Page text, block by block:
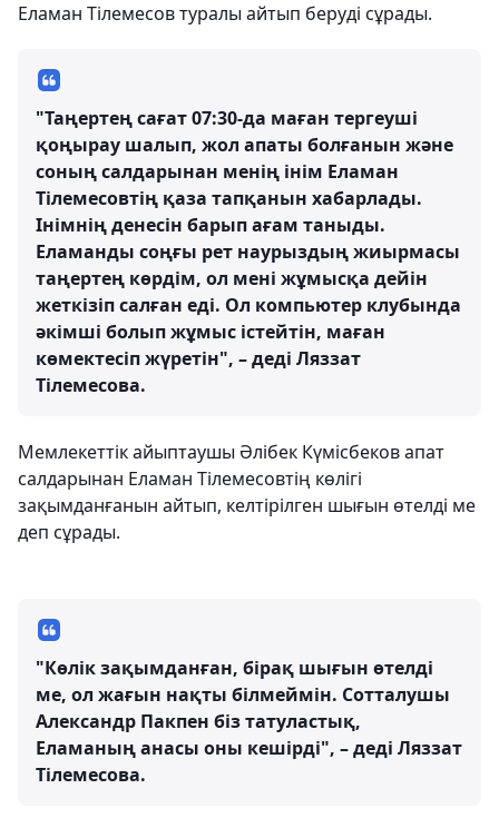
Еламан Тілемесов туралы айтып беруді сұрады.
"Таңертең сағат 07:30-да маған тергеуші
қоңырау шалып, жол апаты болғанын және
соның салдарынан менің інім Еламан
Тілемесовтің қаза тапқанын хабарлады.
Інімнің денесін барып ағам таныды.
Еламанды соңғы рет наурыздың жиырмасы
таңертең көрдім, ол мені жұмысқа дейін
жеткізіп салған еді. Ол компьютер клубында
әкімші болып жұмыс істейтін, маған
көмектесіп жүретін", – деді Ляззат
Тілемесова.
Мемлекеттік айыптаушы Әлібек Күмісбеков апат
салдарынан Еламан Тілемесовтің көлігі
зақымданғанын айтып, келтірілген шығын өтелді ме
деп сұрады.
"Көлік зақымданған, бірақ шығын өтелді
ме, ол жағын нақты білмеймін. Сотталушы
Александр Пакпен біз татуластық,
Еламаның анасы оны кешірді", – деді Ляззат
Тілемесова.